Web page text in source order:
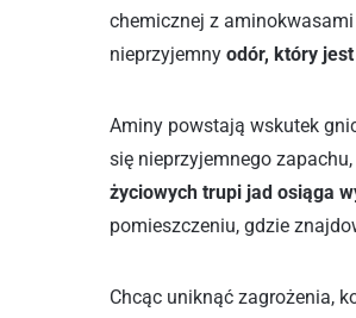
chemicznej z
nieprzyjemny odór, który
Aminy powstają wskutek
się nieprzyjemnego
życiowych trupi jad osiąga
pomieszczeniu, gdzie
Chcąc uniknąć zagrożenia,